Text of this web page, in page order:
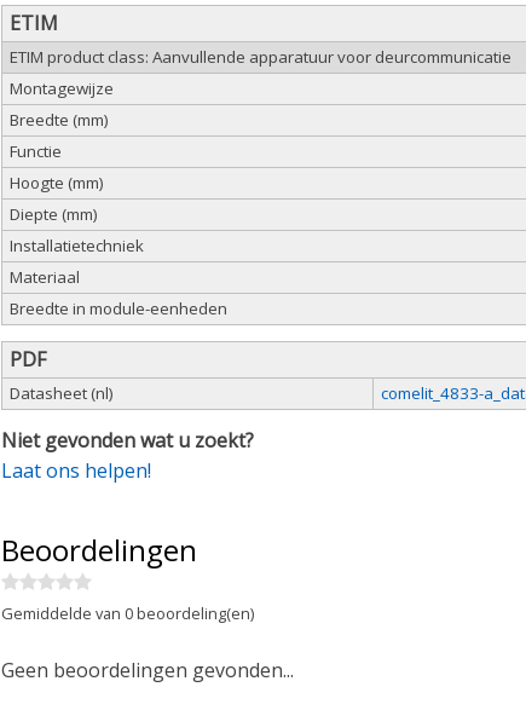
ETIM
ETIM product class: Aanvullende apparatuur voor deurcommunicatie
Montagewijze
Breedte (mm)
Functie
Hoogte (mm)
Diepte (mm)
Installatietechniek
Materiaal
Breedte in module-eenheden
PDF
Datasheet (nl) comelit_4833-
Niet gevonden wat u zoekt?
Laat ons helpen!
Beoordelingen
Gemiddelde van 0 beoordeling(en)
Geen beoordelingen gevonden...